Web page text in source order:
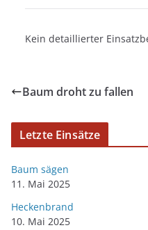
Kein detaillierter
Baum droht zu fallen
Letzte Einsätze
Baum sägen
11. Mai 2025
Heckenbrand
10. Mai 2025